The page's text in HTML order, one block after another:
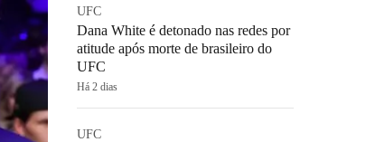
UFC
Dana White é detonado nas redes por
atitude após morte de brasileiro do
UFC
Há 2 dias
UFC